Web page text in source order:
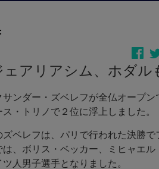
ェアリアシム、ホダル
サンダー・ズベレフが全仏オープン
ス・トリノで２位に浮上しました。
ズベレフは、パリで行われた決勝
は、ボリス・ベッカー、ミヒャエ
人男子選手となりました。